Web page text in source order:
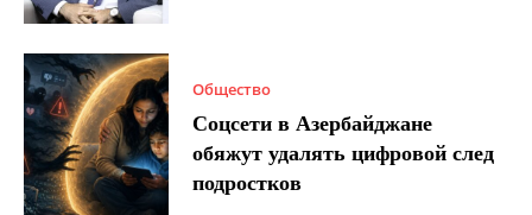
Общество
Соцсети в Азербайджане
обяжут удалять цифровой след
подростков